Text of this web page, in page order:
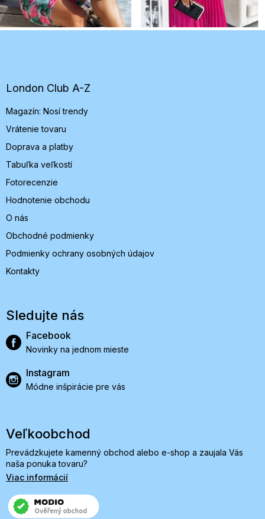
e
London Club A-Z
Magazín: Nosí trendy
Vrátenie tovaru
Doprava a platby
Tabuľka veľkostí
Fotorecenzie
Hodnotenie obchodu
O nás
Obchodné podmienky
Podmienky ochrany osobných údajov
Kontakty
Sledujte nás
Facebook
Novinky na jednom mieste
Instagram
Módne inšpirácie pre vás
Veľkoobchod
Prevádzkujete kamenný obchod alebo e-shop a zaujala Vás
naša ponuka tovaru?
Viac informácií